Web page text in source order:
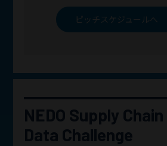
ピッチスケジュールへ
NEDO Supply Chain
Data Challenge